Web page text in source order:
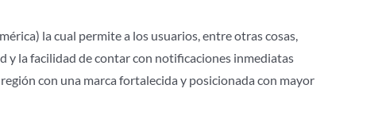
la cual permite a los usuarios, entre otras cosas,
y la facilidad de contar con notificaciones inmediatas
con una marca fortalecida y posicionada con mayor